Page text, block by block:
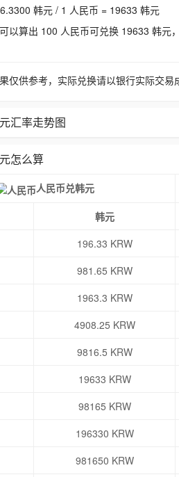
韩元 / 1 人民币 = 19633 韩元
以算出 100 人民币可兑换 19633 韩
仅供参考，实际兑换请以银行实际交易
汇率走势图
怎么算
人民币兑韩元
韩元
196.33 KRW
981.65 KRW
1963.3 KRW
4908.25 KRW
9816.5 KRW
19633 KRW
98165 KRW
196330 KRW
981650 KRW